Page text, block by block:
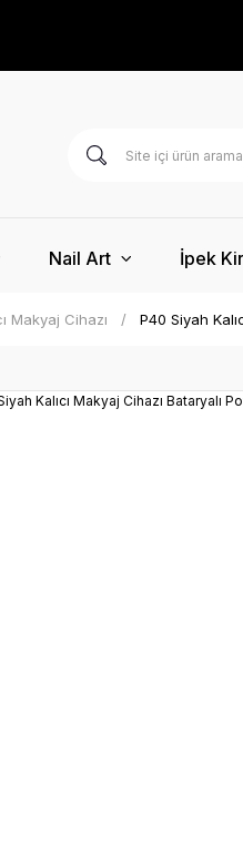
Nail Art İpek
Makyaj Cihazı P40 Siyah